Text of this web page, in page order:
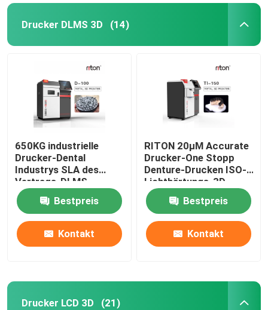
Drucker DLMS 3D (14)
650KG industrielle
Drucker-Dental
Industrys SLA des
Vertrags-DLMS
3D Maschine
Bestpreis
Kontakt
RITON 20μM Accurate
Drucker-One Stopp
Denture-Drucken ISO-
Lichthärtungs-3D
Bestpreis
Kontakt
Drucker LCD 3D (21)